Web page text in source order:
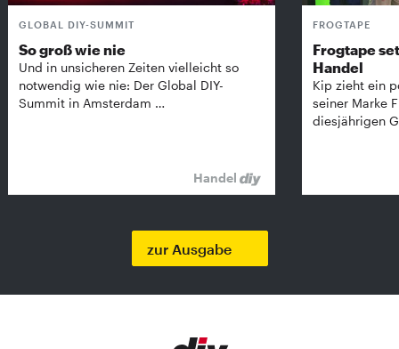
GLOBAL DIY-SUMMIT
So groß wie nie
Und in unsicheren Zeiten vielleicht so
notwendig wie nie: Der Global DIY-
Summit in Amsterdam …
Handel
FROGTAPE
Frogtape
Handel
Kip zieht ein
seiner Marke
diesjährigen
zur Ausgabe